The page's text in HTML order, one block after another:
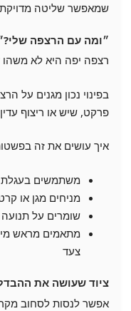
שמאפשר שליטה מדויקת
״ומה עם הרצפה
רצפה יפה היא לא משהו
בפינוי נכון מגנים על
פרקט, שיש או ריצוף
איך עושים את זה
משתמשים בעגלת
מניחים מגן או
שומרים על תנועה
מתאמים מראש מי
צעד
ציוד שעושה את
אפשר לנסות לסחוב